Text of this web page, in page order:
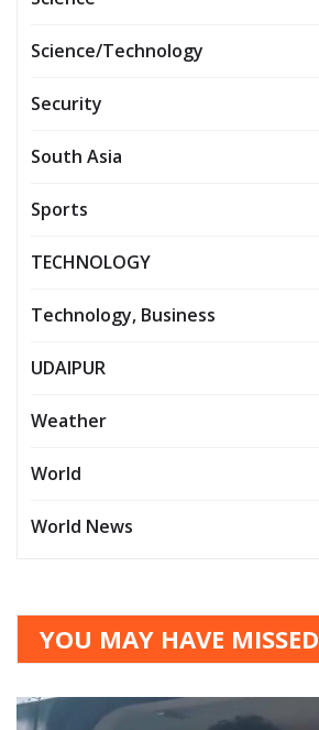
Science/Technology
Security
South Asia
Sports
TECHNOLOGY
Technology, Business
UDAIPUR
Weather
World
World News
YOU MAY HAVE MISSED